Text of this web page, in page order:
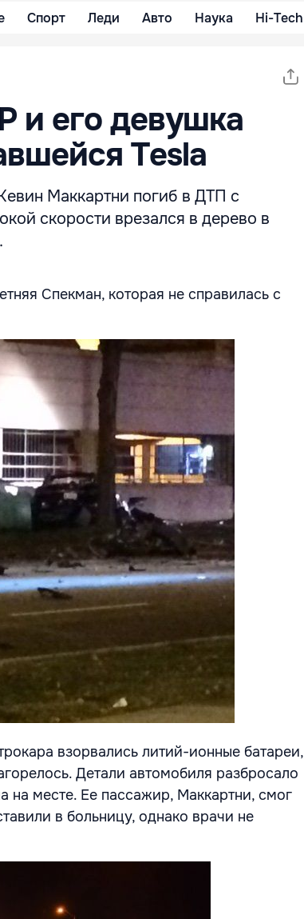
Спорт Леди Авто Наука Hi-Tech
и его девушка
Tesla
Маккартни погиб в ДТП с
скорости врезался в дерево в
Спекман, которая не справилась с
взорвались литий-ионные батареи,
Детали автомобиля разбросало
на месте. Ее пассажир, Маккартни, смог
в больницу, однако врачи не